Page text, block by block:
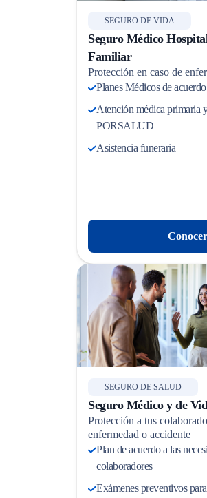
SEGURO DE VIDA
Seguro Médico
Familiar
Protección en caso de
Planes Médicos de
Atención médica primaria
PORSALUD
Asistencia funeraria
SEGURO DE SALUD
Seguro Médico y de
Protección a tus
enfermedad o accidente
Plan de acuerdo a las
colaboradores
Exámenes preventivos